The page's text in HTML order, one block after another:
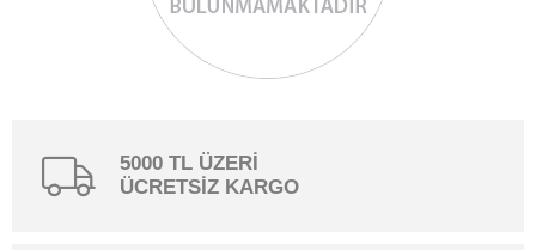
5000 TL ÜZERİ
ÜCRETSİZ KARGO